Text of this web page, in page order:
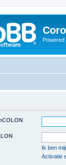
Powered
Ik ben
Activatie